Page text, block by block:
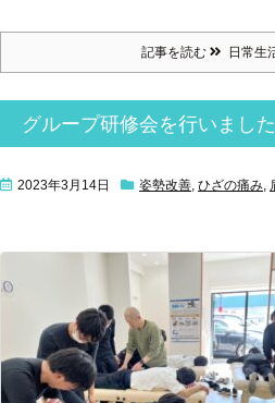
記事を読む 日常生
グループ研修会を行いまし
2023年3月14日 姿勢改善 ひざの痛み